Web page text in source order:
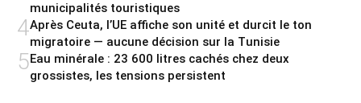
municipalités touristiques
4Après Ceuta, l’UE affiche son unité et durcit le ton
migratoire — aucune décision sur la Tunisie
5Eau minérale : 23 600 litres cachés chez deux
grossistes, les tensions persistent